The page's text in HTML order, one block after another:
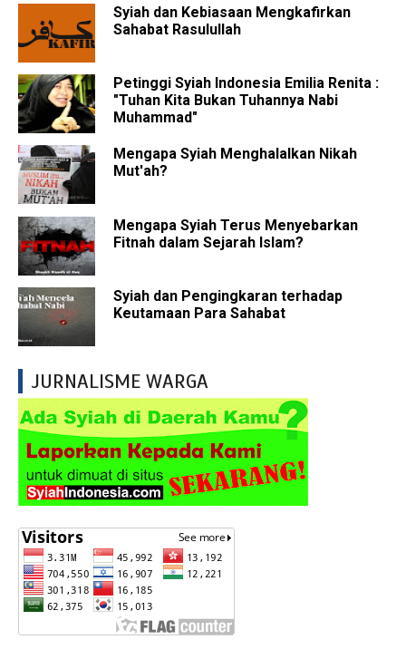
Syiah dan Kebiasaan Mengkafirkan
Sahabat Rasulullah
Petinggi Syiah Indonesia Emilia Renita :
"Tuhan Kita Bukan Tuhannya Nabi
Muhammad"
Mengapa Syiah Menghalalkan Nikah
Mut'ah?
Mengapa Syiah Terus Menyebarkan
Fitnah dalam Sejarah Islam?
Syiah dan Pengingkaran terhadap
Keutamaan Para Sahabat
JURNALISME WARGA